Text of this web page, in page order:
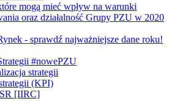
mogą mieć wpływ na warunki
oraz działalność Grupy PZU w 2020
- sprawdź najważniejsze dane roku!
#nowePZU
strategii
(KPI)
[IIRC]